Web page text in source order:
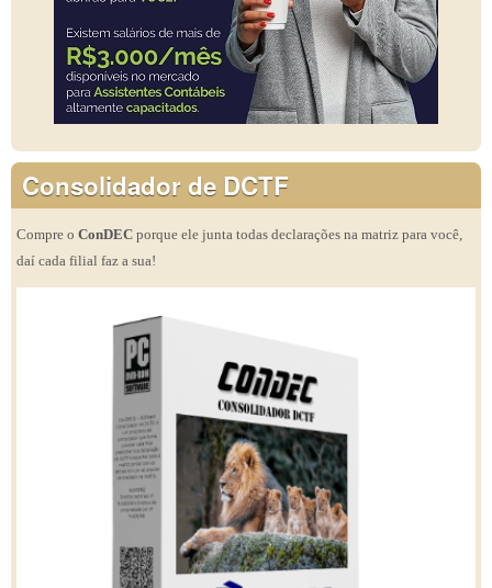
Consolidador de DCTF
Compre o ConDEC porque ele junta todas declarações na matriz para você,
daí cada filial faz a sua!